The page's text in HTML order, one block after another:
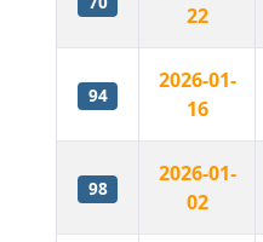
22
2026-01-
16
94
2026-01-
02
98